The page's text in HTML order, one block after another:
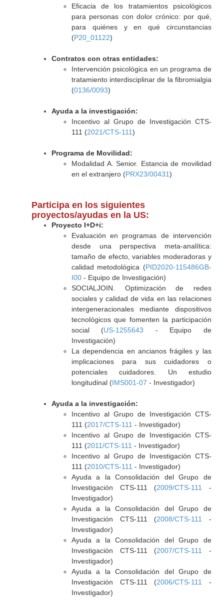
Eficacia de los tratamientos psicológicos
para personas con dolor crónico: por qué,
para quiénes y en qué circunstancias
(P20_01122)
Contratos con otras entidades:
Intervención psicológica en un programa de
tratamiento interdisciplinar de la fibromialgia
(0136/0093)
Ayuda a la investigación:
Incentivo al Grupo de Investigación CTS-
111 (2021/CTS-111)
Programa de Movilidad:
Modalidad A. Senior. Estancia de movilidad
en el extranjero (PRX23/00431)
Participa en los siguientes
proyectos/ayudas en la US:
Proyecto I+D+i:
Evaluación en programas de intervención
desde una perspectiva meta-analítica:
tamaño de efecto, variables moderadoras y
calidad metodológica (PID2020-115486GB-
I00- Equipo de Investigación)
SOCIALJOIN. Optimización de redes
sociales y calidad de vida en las relaciones
intergeneracionales mediante dispositivos
tecnológicos que fomenten la participación
social (US-1255643 - Equipo de
Investigación)
La dependencia en ancianos frágiles y las
implicaciones para sus cuidadores o
potenciales cuidadores. Un estudio
longitudinal (IMS001-07 - Investigador)
Ayuda a la investigación:
Incentivo al Grupo de Investigación CTS-
111 (2017/CTS-111 - Investigador)
Incentivo al Grupo de Investigación CTS-
111 (2011/CTS-111 - Investigador)
Incentivo al Grupo de Investigación CTS-
111 (2010/CTS-111 - Investigador)
Ayuda a la Consolidación del Grupo de
Investigación CTS-111 (2009/CTS-111
-
Investigador)
Ayuda a la Consolidación del Grupo de
Investigación CTS-111 (2008/CTS-111
-
Investigador)
Ayuda a la Consolidación del Grupo de
Investigación CTS-111 (2007/CTS-111
-
Investigador)
Ayuda a la Consolidación del Grupo de
Investigación CTS-111 (2006/CTS-111
-
Investigador)